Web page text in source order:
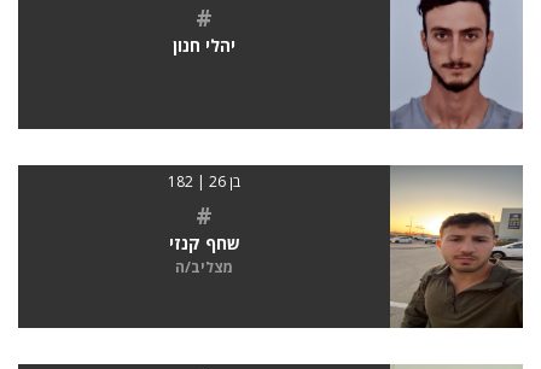
#
יהלי חנון
בן 26 | 182
#
שחף קנזי
מצליב/ה